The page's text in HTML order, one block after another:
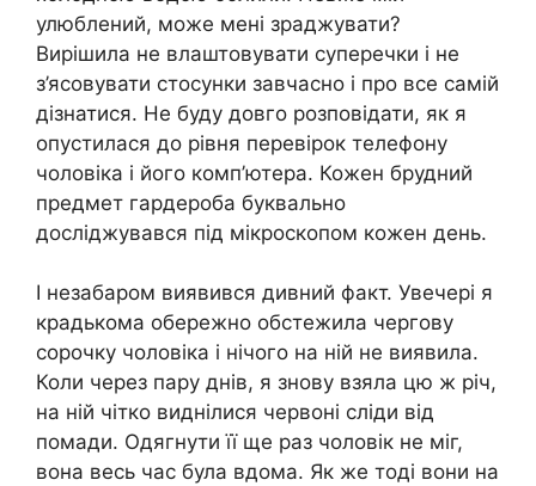
улюблений, може мені зраджувати?
Вирішила не влаштовувати суперечки і не
з’ясовувати стосунки завчасно і про все самій
дізнатися. Не буду довго розповідати, як я
опустилася до рівня перевірок телефону
чоловіка і його комп’ютера. Кожен брудний
предмет гардероба буквально
досліджувався під мікроскопом кожен день.
І незабаром виявився дивний факт. Увечері я
крадькома обережно обстежила чергову
сорочку чоловіка і нічого на ній не виявила.
Коли через пару днів, я знову взяла цю ж річ,
на ній чітко виднілися червоні сліди від
помади. Одягнути її ще раз чоловік не міг,
вона весь час була вдома. Як же тоді вони на